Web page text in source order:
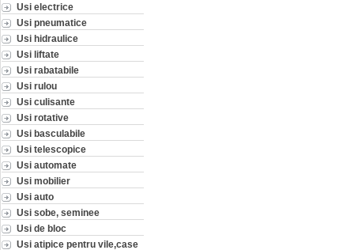
Usi electrice
Usi pneumatice
Usi hidraulice
Usi liftate
Usi rabatabile
Usi rulou
Usi culisante
Usi rotative
Usi basculabile
Usi telescopice
Usi automate
Usi mobilier
Usi auto
Usi sobe, seminee
Usi de bloc
Usi atipice pentru vile,case